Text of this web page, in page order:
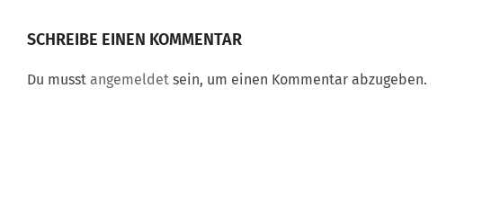
SCHREIBE EINEN KOMMENTAR
Du musst angemeldet sein, um einen Kommentar abzugeben.